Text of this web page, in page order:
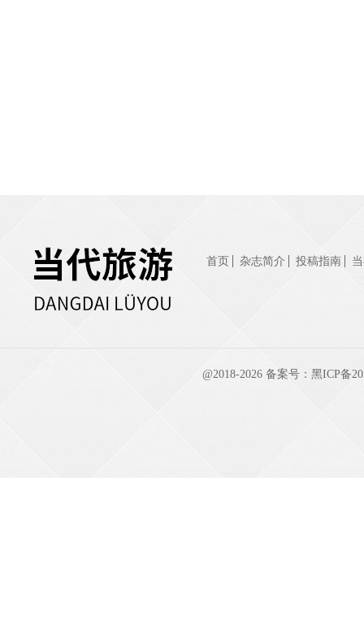
首页 杂志简介 投稿指南
@2018-2026 备案号： 黑ICP备